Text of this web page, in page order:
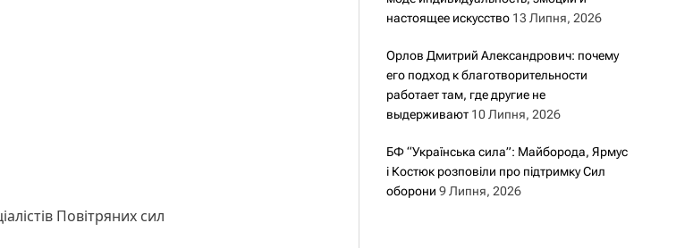
Повітряних сил
настоящее искусство 13 Липня, 2026
Орлов Дмитрий Александрович: почему
его подход к благотворительности
работает там, где другие не
выдерживают 10 Липня, 2026
БФ “Українська сила”: Майборода, Ярмус
і Костюк розповіли про підтримку Сил
оборони 9 Липня, 2026